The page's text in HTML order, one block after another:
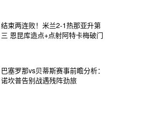
结束两连败！米兰2-1热那亚升第
三 恩昆库造点+点射阿特卡梅破门
巴塞罗那vs贝蒂斯赛事前瞻分析：
诺坎普告别战遇残阵劲旅